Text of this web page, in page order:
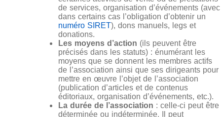
de services, organisation d’événements (avec
dans certains cas l’obligation d’obtenir un
numéro SIRET), dons manuels, legs et
donations.
Les moyens d’action (ils peuvent être
précisés dans les statuts) : énumérant les
moyens que se donnent les membres actifs
de l’association ainsi que ses dirigeants pour
mettre en œuvre l’objet de l’association
(publication d’articles et de contenus
éditoriaux, organisation d’événements, etc.).
La durée de l’association : celle-ci peut être
déterminée ou indéterminée. Il peut